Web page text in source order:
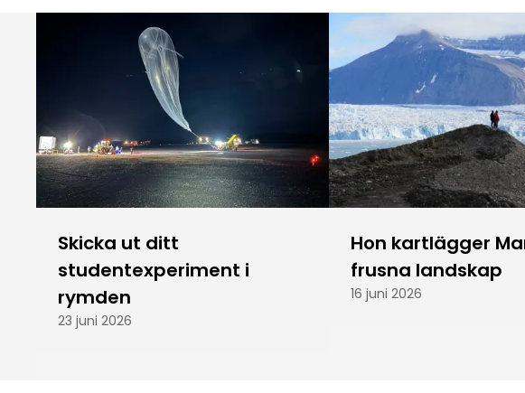
Skicka ut ditt
studentexperiment i
rymden
23 juni 2026
Hon kartlägger
frusna landskap
16 juni 2026